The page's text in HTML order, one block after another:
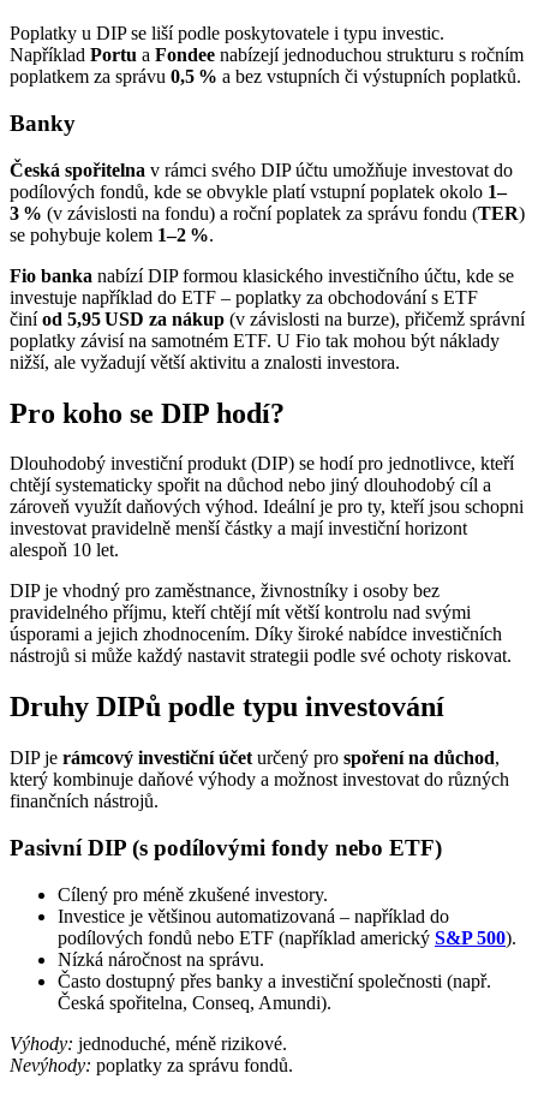
Poplatky u DIP se liší podle poskytovatele i typu investic.
Například Portu a Fondee nabízejí jednoduchou strukturu s ročním
poplatkem za správu 0,5 % a bez vstupních či výstupních poplatků.
Banky
Česká spořitelna v rámci svého DIP účtu umožňuje investovat do
podílových fondů, kde se obvykle platí vstupní poplatek okolo 1–
3 % (v závislosti na fondu) a roční poplatek za správu fondu (TER)
se pohybuje kolem 1–2 %.
Fio banka nabízí DIP formou klasického investičního účtu, kde se
investuje například do ETF – poplatky za obchodování s ETF
činíod 5,95 USD za nákup (v závislosti na burze), přičemž správní
poplatky závisí na samotném ETF. U Fio tak mohou být náklady
nižší, ale vyžadují větší aktivitu a znalosti investora.
Pro koho se DIP hodí?
Dlouhodobý investiční produkt (DIP) se hodí pro jednotlivce, kteří
chtějí systematicky spořit na důchod nebo jiný dlouhodobý cíl a
zároveň využít daňových výhod. Ideální je pro ty, kteří jsou schopni
investovat pravidelně menší částky a mají investiční horizont
alespoň 10 let.
DIP je vhodný pro zaměstnance, živnostníky i osoby bez
pravidelného příjmu, kteří chtějí mít větší kontrolu nad svými
úsporami a jejich zhodnocením. Díky široké nabídce investičních
nástrojů si může každý nastavit strategii podle své ochoty riskovat.
Druhy DIPů podle typu investování
DIP je rámcový investiční účet určený pro spoření na důchod,
který kombinuje daňové výhody a možnost investovat do různých
finančních nástrojů.
Pasivní DIP (s podílovými fondy nebo ETF)
Cílený pro méně zkušené investory.
Investice je většinou automatizovaná – například do
podílových fondů nebo ETF (například americký S&P 500).
Nízká náročnost na správu.
Často dostupný přes banky a investiční společnosti (např.
Česká spořitelna, Conseq, Amundi).
Výhody: jednoduché, méně rizikové.
Nevýhody: poplatky za správu fondů.